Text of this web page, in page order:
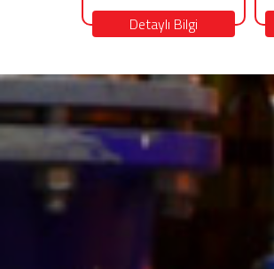
Detaylı Bilgi